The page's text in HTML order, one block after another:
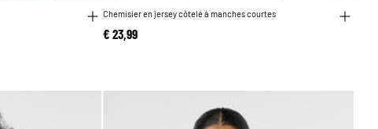
Chemisier en jersey côtelé à manches courtes
€ 23,99